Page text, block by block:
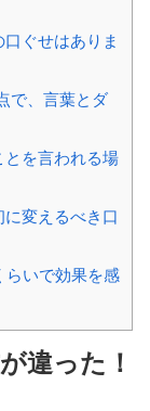
ぐせはありま
で、言葉とダ
を言われる場
変えるべき口
らいで効果を感
違った！